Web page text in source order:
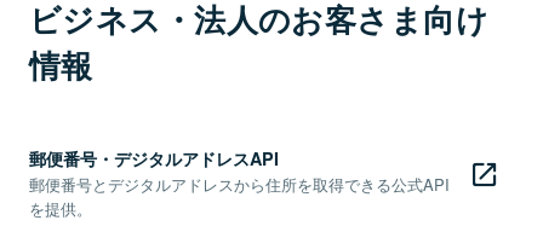
ビジネス・法人のお客さま向け
情報
郵便番号・デジタルアドレスAPI
郵便番号とデジタルアドレスから住所を取得できる公式API
を提供。